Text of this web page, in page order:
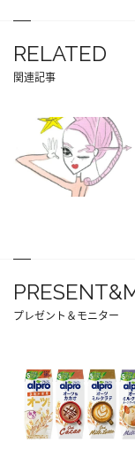
RELATED
関連記事
プレゼント＆モニター